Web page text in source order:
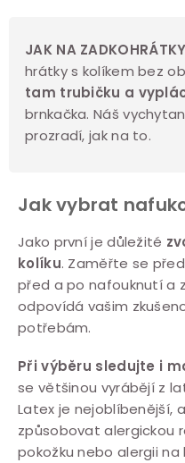
JAK NA ZADKOHRÁTKY
hrátky s kolíkem bez
tam trubičku a
brnkačka. Náš
prozradí, jak na to.
Jak vybrat
Jako první je důležité
kolíku. Zaměřte se
před a po nafouknutí a
odpovídá vašim
potřebám.
Při výběru sledujte i
se většinou vyrábějí z
Latex je nejoblíbenější,
způsobovat alergickou
pokožku nebo alergii